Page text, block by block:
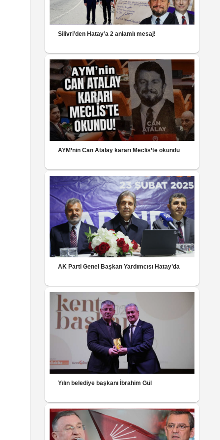
Silivri’den Hatay’a 2 anlamlı mesaj!
AYM’nin Can Atalay kararı Meclis’te okundu
AK Parti Genel Başkan Yardımcısı Hatay’da
Yılın belediye başkanı İbrahim Gül